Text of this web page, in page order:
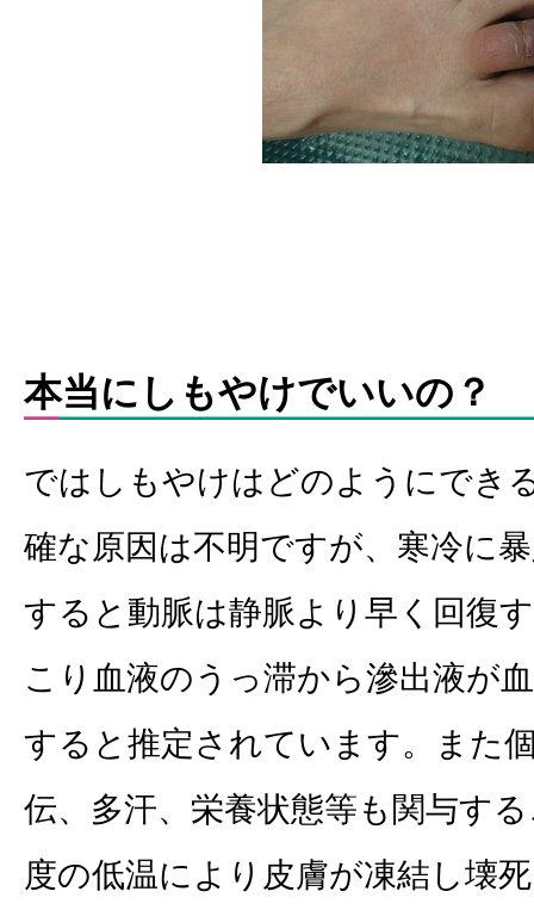
本当にしもやけでいいの？
ではしもやけはどのようにでき
確な原因は不明ですが、寒冷に
すると動脈は静脈より早く回復
こり血液のうっ滞から滲出液が
すると推定されています。また
伝、多汗、栄養状態等も関与す
度の低温により皮膚が凍結し壊